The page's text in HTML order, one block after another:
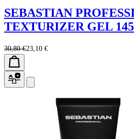
SEBASTIAN
TEXTURIZER GEL
30,80 €23,10 €